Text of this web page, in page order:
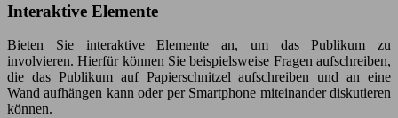
Interaktive Elemente
Bieten Sie interaktive Elemente an, um das Publikum zu
involvieren. Hierfür können Sie beispielsweise Fragen aufschreiben,
die das Publikum auf Papierschnitzel aufschreiben und an eine
Wand aufhängen kann oder per Smartphone miteinander diskutieren
können.